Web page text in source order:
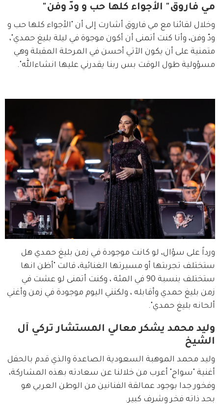
مي فاروق" الأجواء كلها حب و ودّ وفن"
وخلال لقائنا مع مي فاروق أشارت إلى أن "الأجواء كلها حب و
ودّ وفن، وأنا كنت أتمنى أن أكون موجوة في ليلة بليغ حمدي"،
متمنية على أن يكون الآتي أحسن في المرحلة المقبلة وهي
مسؤولية طول الوقت بس ربنا يقدرني عليها انشاءالله".
ورداً على سؤال، لو كانت موجودة في زمن بليغ حمدي هل
ستختلف تجربتها أو مسيرتها الغنائية، قالت "أظن انها
ستختلف بنسبة 90 في المئة ، وكنت أتمنى لو عشت في
زمن بليغ حمدي وأقابله ، ولكنني اليوم موجودة في زمن وأغني
ألحانه بليغ حمدي".
وليد محمد يشكر معالي المستشار تركي آل
الشيخ
وليد محمد الموهبة السعودية الصاعدة والذي قدم بالحفل
أغنية "سواح" أعرب من خلالنا عن سعادته بهذه المشاركة،
وفخور جدا بوجود عمالقة الفنانين من الوطن العربي هو
بحد ذاته فخر وشرف كبير.